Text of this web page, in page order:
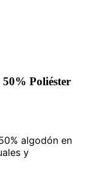
Poliéster
algodón en
y